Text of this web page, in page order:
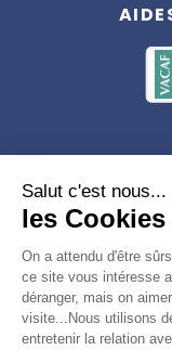
Conformément à la
personnelles, vous
d'effacement, du droit
concernant. Vous
Salut c'est nous...
les Cookies
On a attendu d'être
ce site vous intéresse
déranger, mais on
visite...Nous utilisons
entretenir la relation